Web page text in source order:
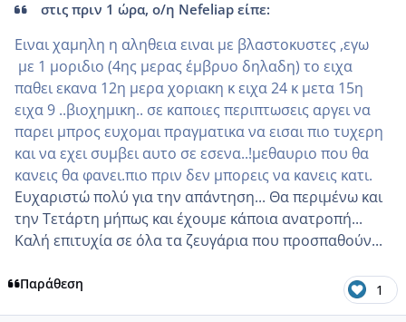
στις πριν 1 ώρα, ο/η Nefeliap είπε:
Ειναι χαμηλη η αληθεια ειναι με βλαστοκυστες ,εγω
με 1 μοριδιο (4ης μερας έμβρυο δηλαδη) το ειχα
παθει εκανα 12η μερα χοριακη κ ειχα 24 κ μετα 15η
ειχα 9 ..βιοχημικη.. σε καποιες περιπτωσεις αργει να
παρει μπρος ευχομαι πραγματικα να εισαι πιο τυχερη
και να εχει συμβει αυτο σε εσενα..!μεθαυριο που θα
κανεις θα φανει.πιο πριν δεν μπορεις να κανεις κατι.
Ευχαριστώ πολύ για την απάντηση... Θα περιμένω και
την Τετάρτη μήπως και έχουμε κάποια ανατροπή...
Καλή επιτυχία σε όλα τα ζευγάρια που προσπαθούν...
Παράθεση 1